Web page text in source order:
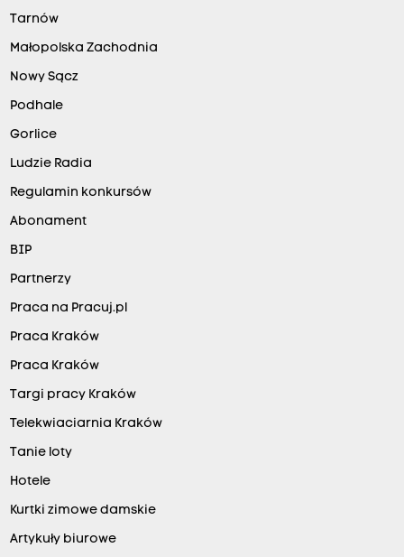
Tarnów
Małopolska Zachodnia
Nowy Sącz
Podhale
Gorlice
Ludzie Radia
Regulamin konkursów
Abonament
BIP
Partnerzy
Praca na Pracuj.pl
Praca Kraków
Praca Kraków
Targi pracy Kraków
Telekwiaciarnia Kraków
Tanie loty
Hotele
Kurtki zimowe damskie
Artykuły biurowe